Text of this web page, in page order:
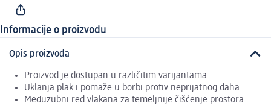
Informacije o proizvodu
Opis proizvoda
Proizvod je dostupan u različitim varijantama
Uklanja plak i pomaže u borbi protiv neprijatnog daha
Međuzubni red vlakana za temeljnije čišćenje prostora